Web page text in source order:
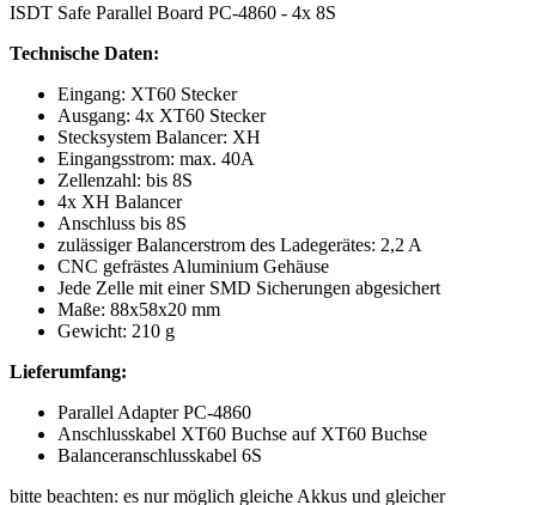
ISDT Safe Parallel Board PC-4860 - 4x 8S
Technische Daten:
Eingang: XT60 Stecker
Ausgang: 4x XT60 Stecker
Stecksystem Balancer: XH
Eingangsstrom: max. 40A
Zellenzahl: bis 8S
4x XH Balancer
Anschluss bis 8S
zulässiger Balancerstrom des Ladegerätes: 2,2 A
CNC gefrästes Aluminium Gehäuse
Jede Zelle mit einer SMD Sicherungen abgesichert
Maße: 88x58x20 mm
Gewicht: 210 g
Lieferumfang:
Parallel Adapter PC-4860
Anschlusskabel XT60 Buchse auf XT60 Buchse
Balanceranschlusskabel 6S
bitte beachten: es nur möglich gleiche Akkus und gleicher